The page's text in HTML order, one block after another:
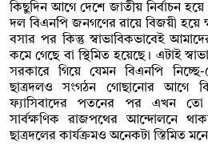
কিছুদিন আগে দেশে জাতীয় নির্বাচন
দল বিএনপি জনগণের রায়ে বিজয়ী হয়ে
বসার পর কিন্তু স্বাভাবিকভাবেই
কমে গেছে বা স্থিমিত হয়েছে। এটাই
সরকারে গিয়ে যেমন বিএনপি
ছাত্রদলও সংগঠন গোছানোর আগে
ফ্যাসিবাদের পতনের পর এখন
সার্বক্ষণিক রাজপথের আন্দোলনে
ছাত্রদলের কার্যক্রমও অনেকটা স্তিমিত